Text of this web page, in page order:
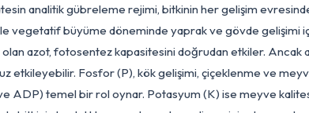
teşvik edilmesi önemlidir. Bu, bitkinin daha geniş bir
artırır. Dengeli sulama rejimi, kılcal köklerin sürekli
süreçlerini olumlu yönde etkiler.
Analitik Gübreleme ve Besin